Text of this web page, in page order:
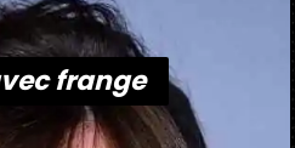
frange
frange